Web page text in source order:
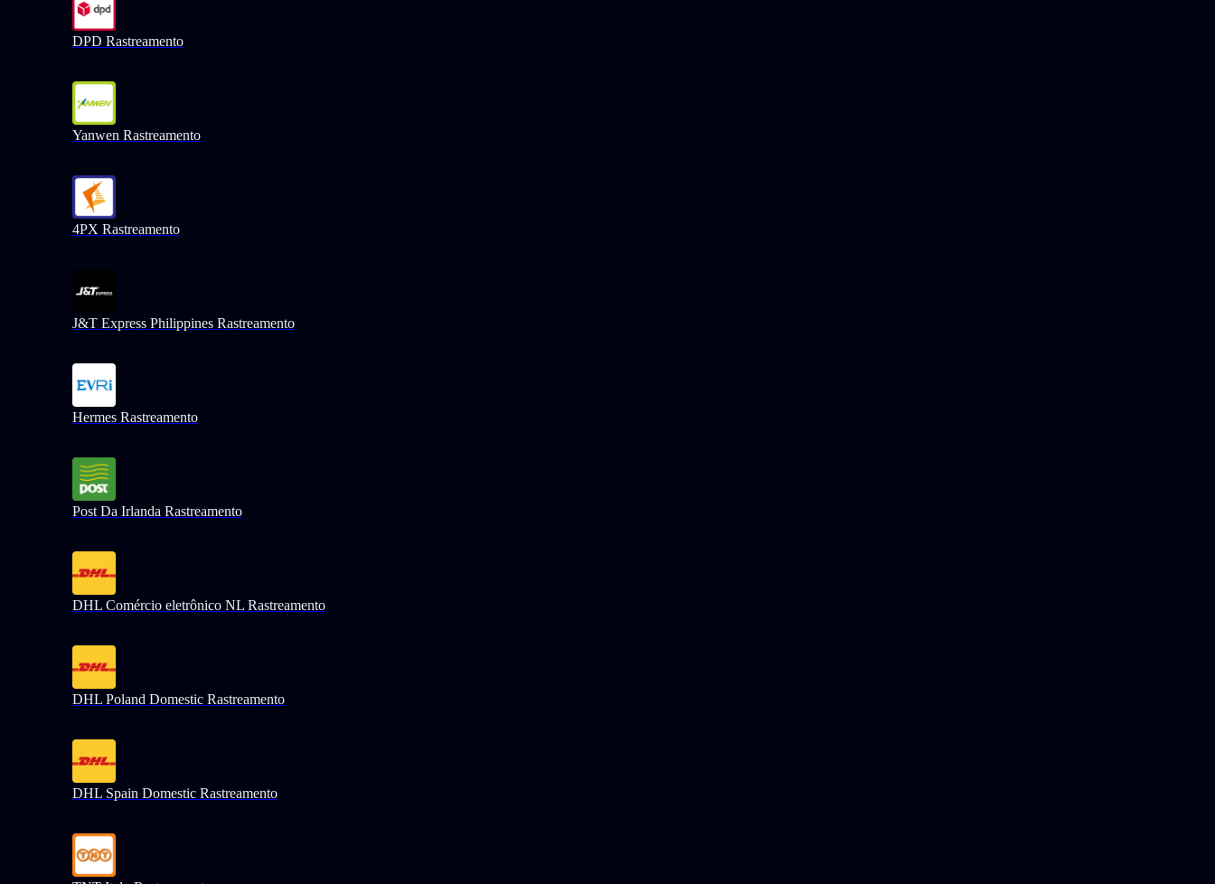
DPD Rastreamento
Yanwen Rastreamento
4PX Rastreamento
J&T Express Philippines Rastreamento
Hermes Rastreamento
Post Da Irlanda Rastreamento
DHL Comércio eletrônico NL Rastreamento
DHL Poland Domestic Rastreamento
DHL Spain Domestic Rastreamento